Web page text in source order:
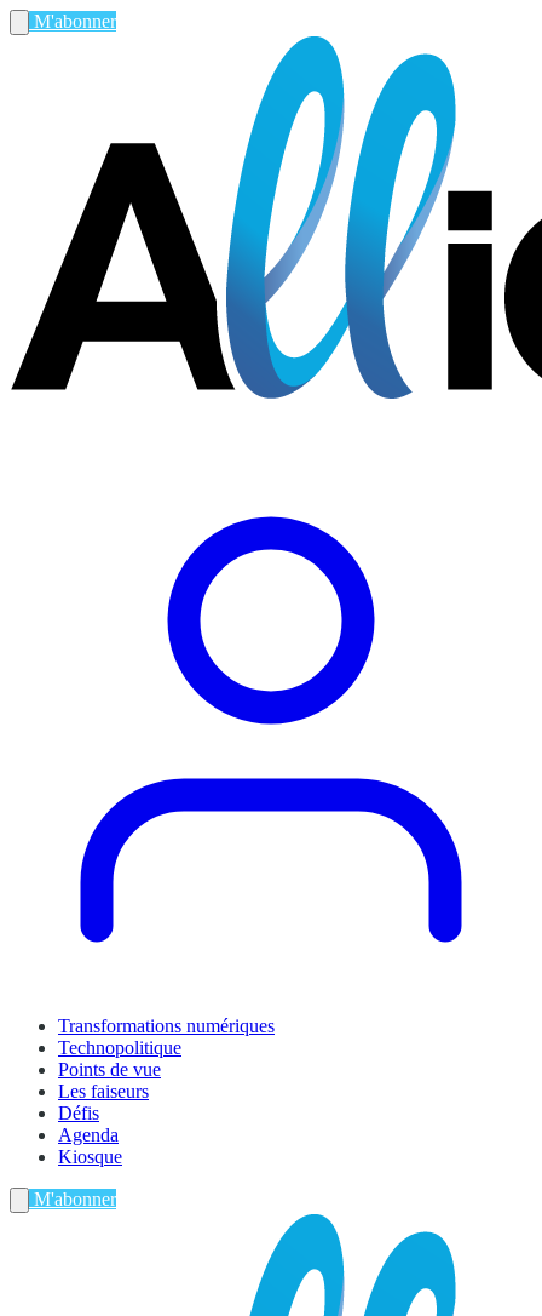
M'abonner
Transformations numériques
Technopolitique
Points de vue
Les faiseurs
Défis
Agenda
Kiosque
M'abonner